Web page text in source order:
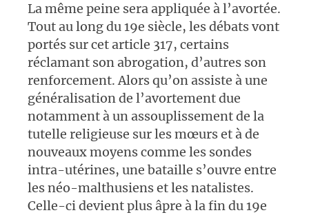
La même peine sera appliquée à l’avortée.
Tout au long du 19e siècle, les débats vont
portés sur cet article 317, certains
réclamant son abrogation, d’autres son
renforcement. Alors qu’on assiste à une
généralisation de l’avortement due
notamment à un assouplissement de la
tutelle religieuse sur les mœurs et à de
nouveaux moyens comme les sondes
intra-utérines, une bataille s’ouvre entre
les néo-malthusiens et les natalistes.
Celle-ci devient plus âpre à la fin du 19e